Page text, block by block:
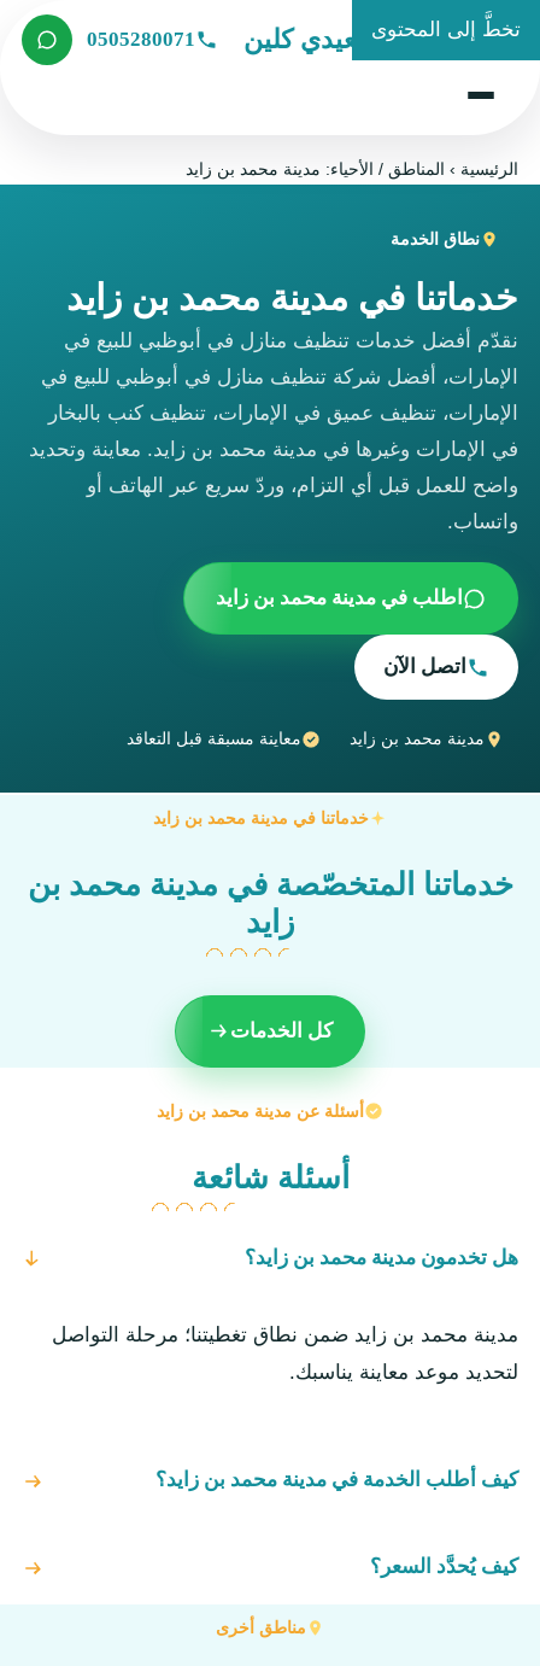
تخطَّ إلى المحتوى
شركة الصعيدي كلين 0505280071
الرئيسية ›المناطق / الأحياء: مدينة محمد بن زايد
نطاق الخدمة
خدماتنا في مدينة محمد بن زايد
نقدّم أفضل خدمات تنظيف منازل في أبوظبي للبيع في
الإمارات، أفضل شركة تنظيف منازل في أبوظبي للبيع في
الإمارات، تنظيف عميق في الإمارات، تنظيف كنب بالبخار
في الإمارات وغيرها في مدينة محمد بن زايد. معاينة وتحديد
واضح للعمل قبل أي التزام، وردّ سريع عبر الهاتف أو
واتساب.
اطلب في مدينة محمد بن زايد
اتصل الآن
مدينة محمد بن زايد معاينة مسبقة قبل التعاقد
خدماتنا في مدينة محمد بن زايد
خدماتنا المتخصّصة في مدينة محمد بن
زايد
كل الخدمات
أسئلة عن مدينة محمد بن زايد
أسئلة شائعة
هل تخدمون مدينة محمد بن زايد؟
مدينة محمد بن زايد ضمن نطاق تغطيتنا؛ مرحلة التواصل
لتحديد موعد معاينة يناسبك.
كيف أطلب الخدمة في مدينة محمد بن زايد؟
كيف يُحدَّد السعر؟
مناطق أخرى